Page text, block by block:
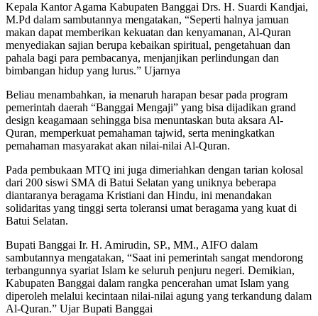
Kepala Kantor Agama Kabupaten Banggai Drs. H. Suardi Kandjai,
M.Pd dalam sambutannya mengatakan, “Seperti halnya jamuan
makan dapat memberikan kekuatan dan kenyamanan, Al-Quran
menyediakan sajian berupa kebaikan spiritual, pengetahuan dan
pahala bagi para pembacanya, menjanjikan perlindungan dan
bimbangan hidup yang lurus.” Ujarnya
Beliau menambahkan, ia menaruh harapan besar pada program
pemerintah daerah “Banggai Mengaji” yang bisa dijadikan grand
design keagamaan sehingga bisa menuntaskan buta aksara Al-
Quran, memperkuat pemahaman tajwid, serta meningkatkan
pemahaman masyarakat akan nilai-nilai Al-Quran.
Pada pembukaan MTQ ini juga dimeriahkan dengan tarian kolosal
dari 200 siswi SMA di Batui Selatan yang uniknya beberapa
diantaranya beragama Kristiani dan Hindu, ini menandakan
solidaritas yang tinggi serta toleransi umat beragama yang kuat di
Batui Selatan.
Bupati Banggai Ir. H. Amirudin, SP., MM., AIFO dalam
sambutannya mengatakan, “Saat ini pemerintah sangat mendorong
terbangunnya syariat Islam ke seluruh penjuru negeri. Demikian,
Kabupaten Banggai dalam rangka pencerahan umat Islam yang
diperoleh melalui kecintaan nilai-nilai agung yang terkandung dalam
Al-Quran.” Ujar Bupati Banggai